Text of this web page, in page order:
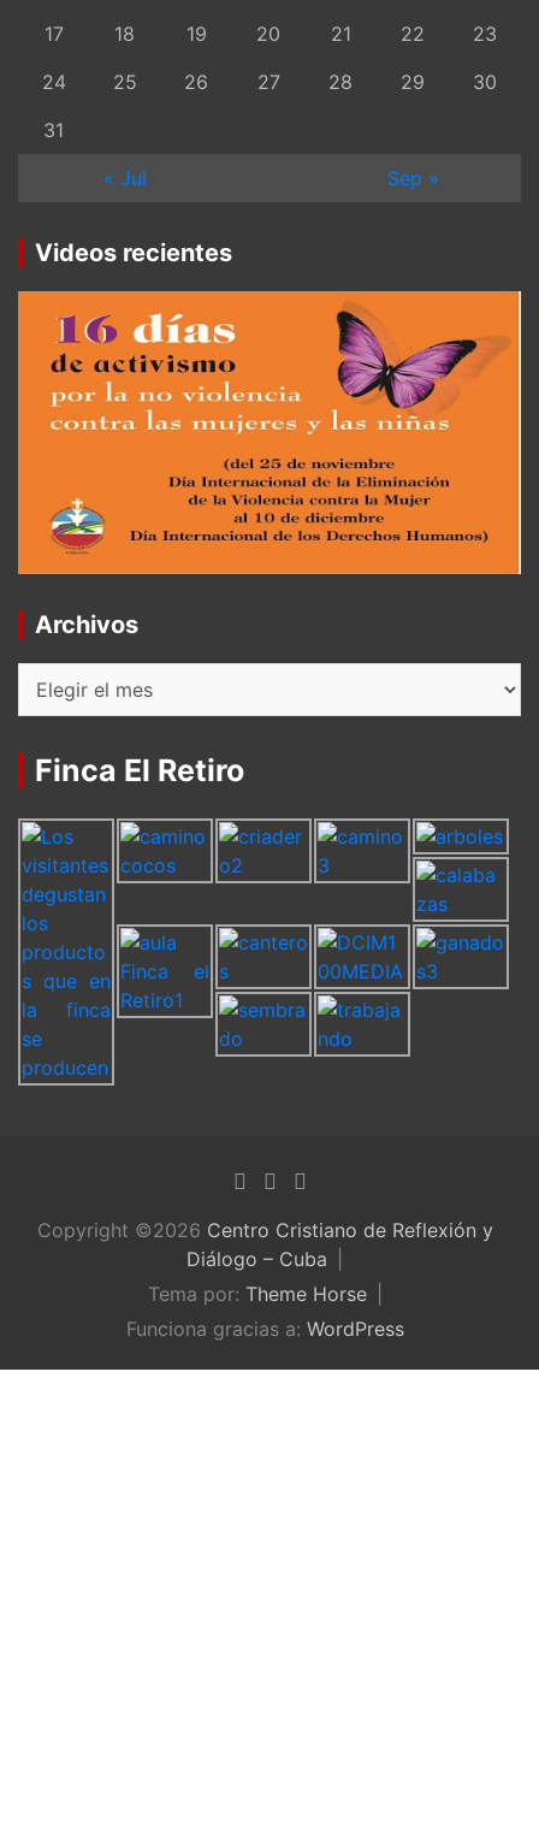
17 18 19 20 21 22
23
24
25 26 27 28 29
30
31
« Jul
Sep »
Videos recientes
Archivos
Archivos
Finca El Retiro
Copyright ©2026 Centro Cristiano de Reflexión y
Diálogo – Cuba
Tema por: Theme Horse
Funciona gracias a: WordPress